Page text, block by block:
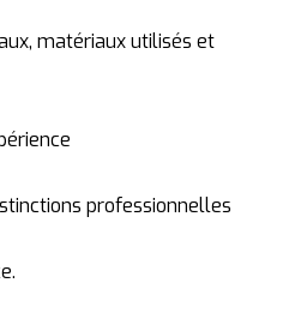
matériauxutilisés et
professionnelles